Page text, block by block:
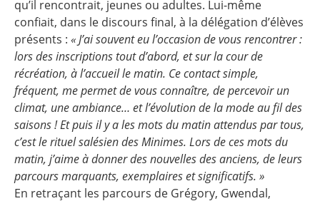
qu’il rencontrait, jeunes ou adultes. Lui-même
confiait, dans le discours final, à la délégation d’élèves
présents : « J’ai souvent eu l’occasion de vous rencontrer :
lors des inscriptions tout d’abord, et sur la cour de
récréation, à l’accueil le matin. Ce contact simple,
fréquent, me permet de vous connaître, de percevoir un
climat, une ambiance… et l’évolution de la mode au fil des
saisons ! Et puis il y a les mots du matin attendus par tous,
c’est le rituel salésien des Minimes. Lors de ces mots du
matin, j’aime à donner des nouvelles des anciens, de leurs
parcours marquants, exemplaires et significatifs. »
En retraçant les parcours de Grégory, Gwendal,